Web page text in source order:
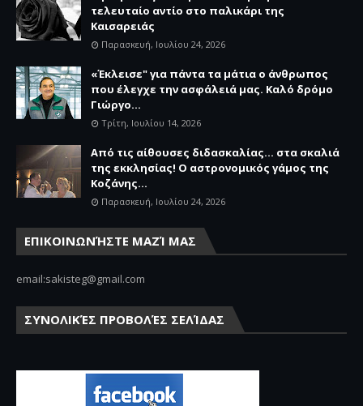
τελευταίο αντίο στο παλικάρι της
Καισαρειάς
Παρασκευή, Ιουλίου 24, 2026
«Έκλεισε" για πάντα τα μάτια ο άνθρωπος
που έλεγχε την ασφάλειά μας. Καλό δρόμο
Γιώργο...
Τρίτη, Ιουλίου 14, 2026
Από τις αίθουσες διδασκαλίας… στα σκαλιά
της εκκλησίας! Ο αστρονομικός γάμος της
Κοζάνης...
Παρασκευή, Ιουλίου 24, 2026
ΕΠΙΚΟΙΝΩΝΉΣΤΕ ΜΑΖΊ ΜΑΣ
email:sakisteg@gmail.com
ΣΥΝΟΛΙΚΈΣ ΠΡΟΒΟΛΈΣ ΣΕΛΊΔΑΣ